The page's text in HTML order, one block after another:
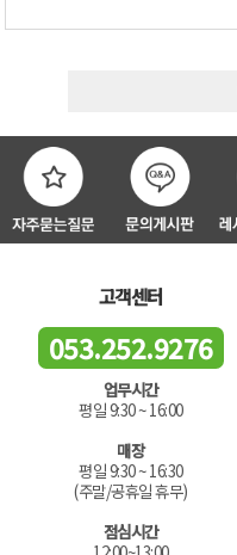
고객센터
053.252.9276
업무시간
평일 9:30 ~ 16:00
매장
평일 9:30 ~ 16:30
(주말/공휴일 휴무)
점심시간